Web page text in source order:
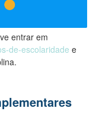
entrar em
de-escolaridade e